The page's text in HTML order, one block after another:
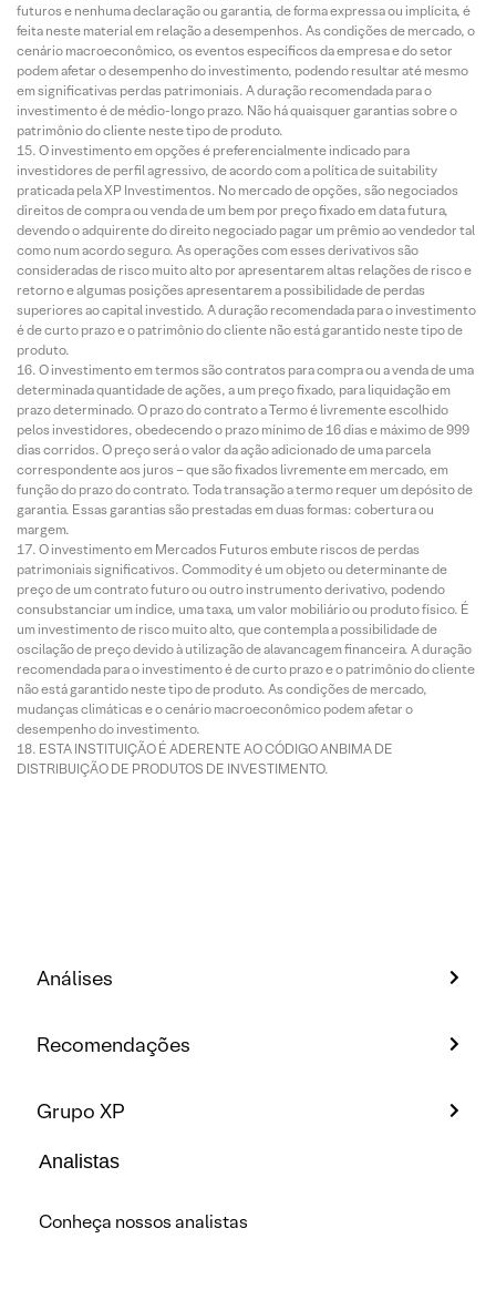
futuros e nenhuma declaração ou garantia, de forma expressa ou implícita, é
feita neste material em relação a desempenhos. As condições de mercado, o
cenário macroeconômico, os eventos específicos da empresa e do setor
podem afetar o desempenho do investimento, podendo resultar até mesmo
em significativas perdas patrimoniais. A duração recomendada para o
investimento é de médio-longo prazo. Não há quaisquer garantias sobre o
patrimônio do cliente neste tipo de produto.
O investimento em opções é preferencialmente indicado para
investidores de perfil agressivo, de acordo com a política de suitability
praticada pela XP Investimentos. No mercado de opções, são negociados
direitos de compra ou venda de um bem por preço fixado em data futura,
devendo o adquirente do direito negociado pagar um prêmio ao vendedor tal
como num acordo seguro. As operações com esses derivativos são
consideradas de risco muito alto por apresentarem altas relações de risco e
retorno e algumas posições apresentarem a possibilidade de perdas
superiores ao capital investido. A duração recomendada para o investimento
é de curto prazo e o patrimônio do cliente não está garantido neste tipo de
produto.
O investimento em termos são contratos para compra ou a venda de uma
determinada quantidade de ações, a um preço fixado, para liquidação em
prazo determinado. O prazo do contrato a Termo é livremente escolhido
pelos investidores, obedecendo o prazo mínimo de 16 dias e máximo de 999
dias corridos. O preço será o valor da ação adicionado de uma parcela
correspondente aos juros – que são fixados livremente em mercado, em
função do prazo do contrato. Toda transação a termo requer um depósito de
garantia. Essas garantias são prestadas em duas formas: cobertura ou
margem.
O investimento em Mercados Futuros embute riscos de perdas
patrimoniais significativos. Commodity é um objeto ou determinante de
preço de um contrato futuro ou outro instrumento derivativo, podendo
consubstanciar um índice, uma taxa, um valor mobiliário ou produto físico. É
um investimento de risco muito alto, que contempla a possibilidade de
oscilação de preço devido à utilização de alavancagem financeira. A duração
recomendada para o investimento é de curto prazo e o patrimônio do cliente
não está garantido neste tipo de produto. As condições de mercado,
mudanças climáticas e o cenário macroeconômico podem afetar o
desempenho do investimento.
ESTA INSTITUIÇÃO É ADERENTE AO CÓDIGO ANBIMA DE
DISTRIBUIÇÃO DE PRODUTOS DE INVESTIMENTO.
Análises
Recomendações
Grupo XP
Analistas
Conheça nossos analistas